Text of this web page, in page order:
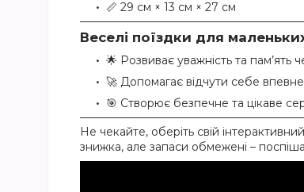
📏 29 см × 13 см × 27 см
Веселі поїздки для
🌟 Розвиває уважність та пам’ять
🚀 Допомагає відчути себе
🎯 Створює безпечне та цікаве
Не чекайте, оберіть свій
знижка, але запаси обмежені –